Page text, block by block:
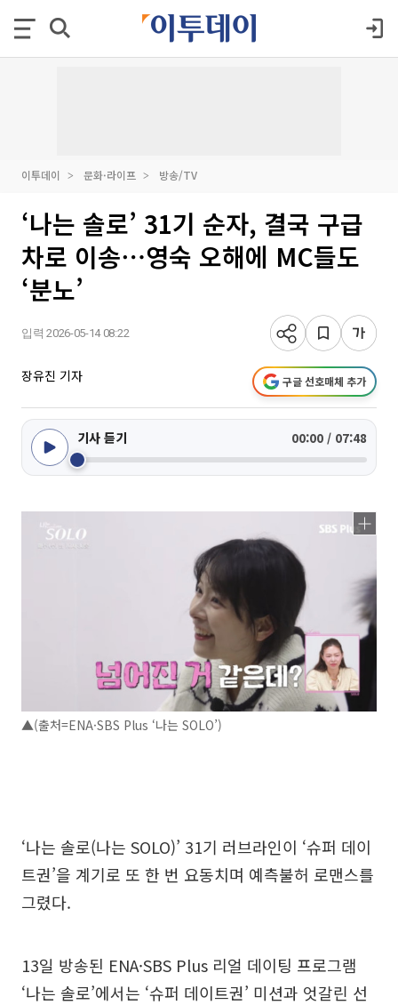
이투데이 문화·라이프 방송/TV
‘나는 솔로’ 31기 순자, 결국 구급
차로 이송⋯영숙 오해에 MC들도
‘분노’
입력 2026-05-14 08:22
장유진 기자 구글 선호매체 추가
기사 듣기 00:00 / 07:48
▲(출처=ENA·SBS Plus ‘나는 SOLO’)
‘나는 솔로(나는 SOLO)’ 31기 러브라인이 ‘슈퍼 데이
트권’을 계기로 또 한 번 요동치며 예측불허 로맨스를
그렸다.
13일 방송된 ENA·SBS Plus 리얼 데이팅 프로그램
‘나는 솔로’에서는 ‘슈퍼 데이트권’ 미션과 엇갈린 선